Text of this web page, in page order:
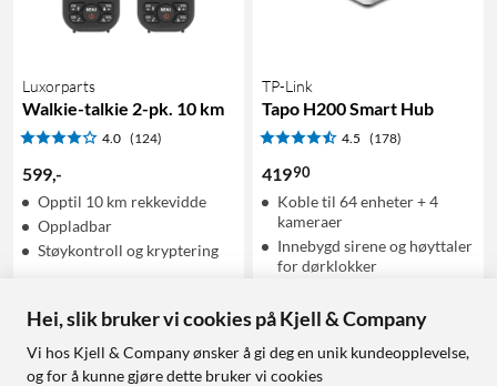
Luxorparts
Walkie-talkie 2-pk. 10 km
4.0 (124)
599,-
Opptil 10 km rekkevidde
Oppladbar
Støykontroll og kryptering
Nettlager: 100+ st
TP-Link
Tapo H200 Smart Hub
4.5 (178)
41990
Koble til 64 enheter + 4
kameraer
Innebygd sirene og høyttaler
for dørklokker
SD-kort
Nettlager: 100+ st
Hei, slik bruker vi cookies på Kjell & Company
Vi hos Kjell & Company ønsker å gi deg en unik kundeopplevelse,
og for å kunne gjøre dette bruker vi cookies